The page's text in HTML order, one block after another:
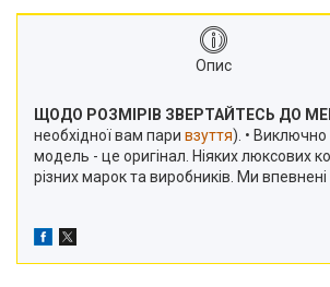
Опис
ЩОДО РОЗМІРІВ ЗВЕРТАЙТЕСЬ ДО
необхідної вам пари взуття). •
модель - це оригінал. Ніяких люксових
різних марок та виробників. Ми